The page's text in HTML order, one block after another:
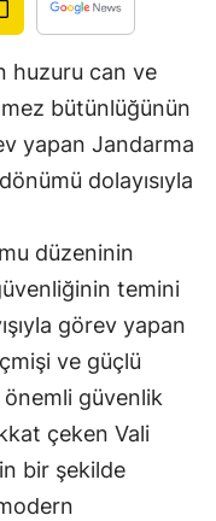
Hatay
Isparta
Mersin
İstanbul
Kars
Kastamonu
Kayseri
Kırklareli
Kırşehir
Kocaeli
huzuru can ve
bütünlüğünün
yapan Jandarma
dolayısıyla
düzeninin
temini
görev yapan
ve güçlü
önemli güvenlik
çeken Vali
bir şekilde